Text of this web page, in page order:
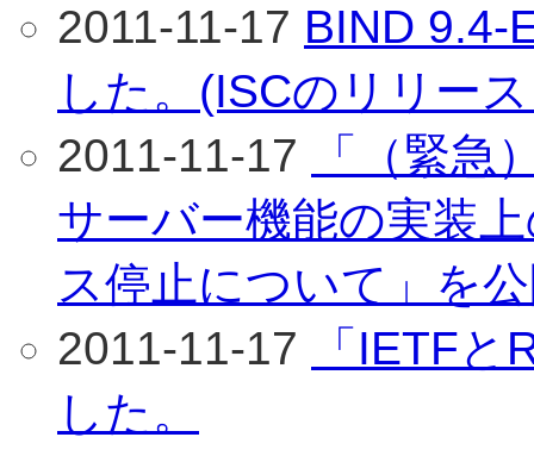
2011-11-17 BIND 9.4-
した。(ISCのリリー
2011-11-17
「（緊急
サーバー機能の実装
ス停止について」を
2011-11-17
「IETF
した。